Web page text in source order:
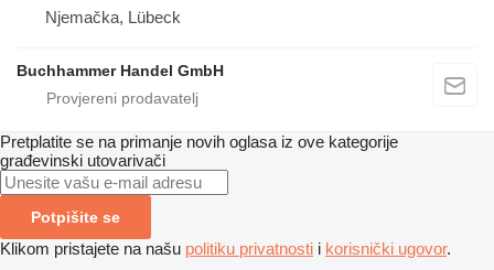
Njemačka, Lübeck
Buchhammer Handel GmbH
Pretplatite se na primanje novih oglasa iz ove kategorije
građevinski utovarivači
Potpišite se
Klikom pristajete na našu politiku privatnosti i korisnički ugovor.